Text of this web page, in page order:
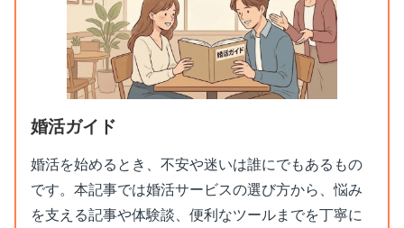
婚活ガイド
婚活を始めるとき、不安や迷いは誰にでもあるもの
です。本記事では婚活サービスの選び方から、悩み
を支える記事や体験談、便利なツールまでを丁寧に